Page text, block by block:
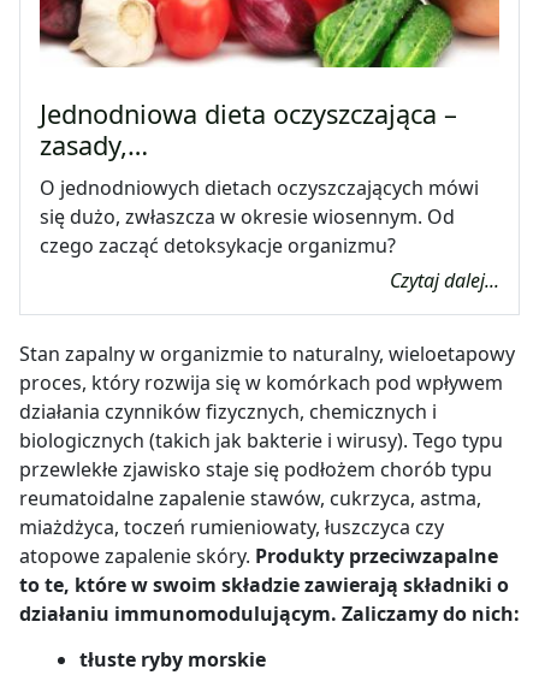
Jednodniowa dieta oczyszczająca –
zasady,…
O jednodniowych dietach oczyszczających mówi
się dużo, zwłaszcza w okresie wiosennym. Od
czego zacząć detoksykacje organizmu?
Czytaj dalej...
Stan zapalny w organizmie to naturalny, wieloetapowy
proces, który rozwija się w komórkach pod wpływem
działania czynników fizycznych, chemicznych i
biologicznych (takich jak bakterie i wirusy). Tego typu
przewlekłe zjawisko staje się podłożem chorób typu
reumatoidalne zapalenie stawów, cukrzyca, astma,
miażdżyca, toczeń rumieniowaty, łuszczyca czy
atopowe zapalenie skóry. Produkty przeciwzapalne
to te, które w swoim składzie zawierają składniki o
działaniu immunomodulującym. Zaliczamy do nich:
tłuste ryby morskie